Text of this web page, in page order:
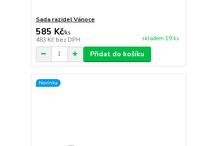
Sada razidel Vánoce
585 Kč/ks
483 Kč bez DPH skladem 19 ks
Přidat do košíku
Novinka